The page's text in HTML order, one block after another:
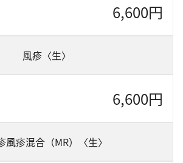
6,600円
風疹〈生〉
6,600円
風疹混合（MR）〈生〉